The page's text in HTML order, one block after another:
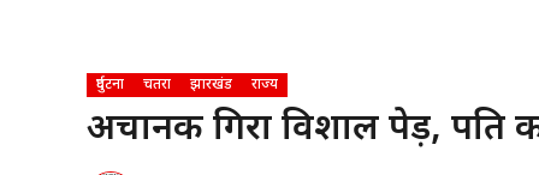
दुर्घटना चतरा झारखंड राज्य
अचानक गिरा विशाल पेड़, पति